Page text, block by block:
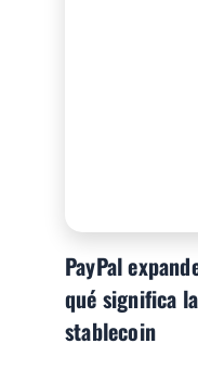
PayPal
qué significa
stablecoin